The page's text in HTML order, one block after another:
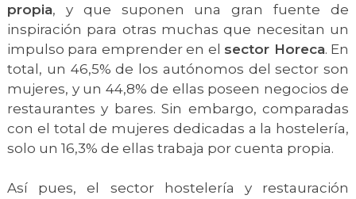
propia, y que suponen una gran fuente de
inspiración para otras muchas que necesitan un
impulso para emprender en el sector Horeca. En
total, un 46,5% de los autónomos del sector son
mujeres, y un 44,8% de ellas poseen negocios de
restaurantes y bares. Sin embargo, comparadas
con el total de mujeres dedicadas a la hostelería,
solo un 16,3% de ellas trabaja por cuenta propia.
Así pues, el sector hostelería y restauración